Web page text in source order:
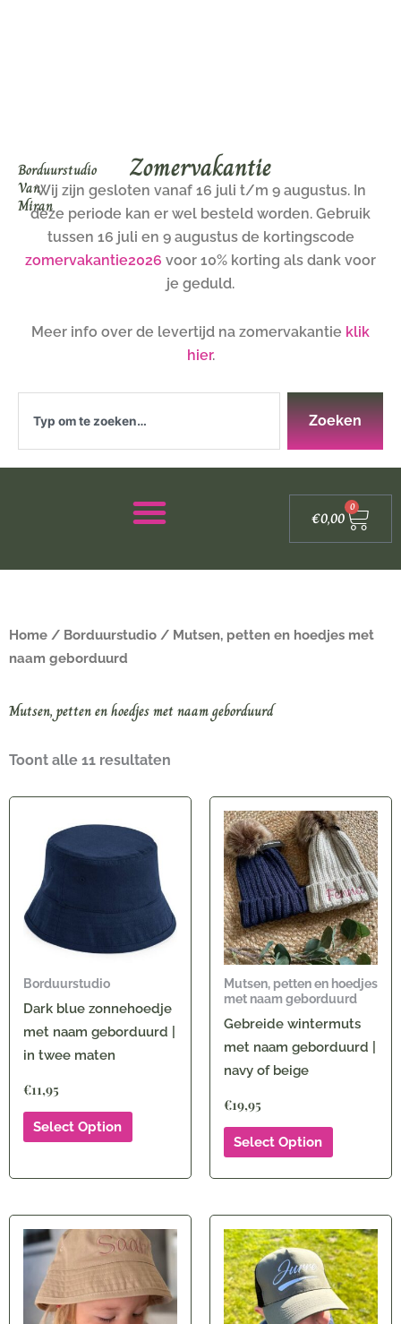
Borduurstudio
Van
Miran
Zomervakantie
Wij zijn gesloten vanaf 16 juli t/m 9 augustus. In
deze periode kan er wel besteld worden. Gebruik
tussen 16 juli en 9 augustus de kortingscode
zomervakantie2026 voor 10% korting als dank voor
je geduld.
Meer info over de levertijd na zomervakantie klik
hier.
Zoeken
€0,00
0
Home / Borduurstudio / Mutsen, petten en hoedjes met
naam geborduurd
Mutsen, petten en hoedjes met naam geborduurd
Toont alle 11 resultaten
Borduurstudio
Dark blue zonnehoedje
met naam geborduurd |
in twee maten
€11,95
Select Option
Mutsen, petten en hoedjes
met naam geborduurd
Gebreide wintermuts
met naam geborduurd |
navy of beige
€19,95
Select Option